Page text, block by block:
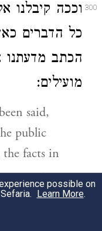
300 וככה קיבלנו
כל הדברים
הכתב
מועילים:
said,
public
facts in
eager you
possible on
Learn More.